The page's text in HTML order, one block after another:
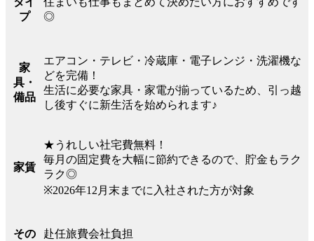
プ
◎
家
具・
備品
エアコン・テレビ・冷蔵庫・電子レンジ・洗濯機な
どを完備！
生活に必要な家具・家電が揃っているため、引っ越
し後すぐに新生活を始められます♪
家賃
★うれしい社宅費無料！
毎月の固定費を大幅に節約できるので、貯金もラク
ラク◎
※2026年12月末までに入社された方が対象
その
赴任旅費会社負担